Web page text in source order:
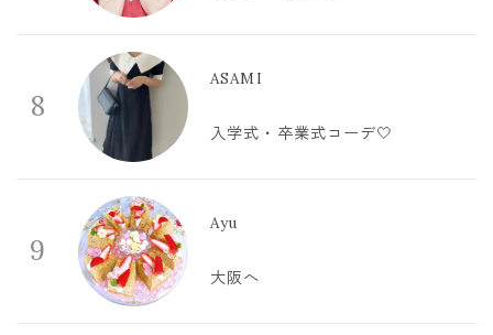
8
ASAMI
入学式・卒業式コーデ🤍
9
Ayu
大阪へ